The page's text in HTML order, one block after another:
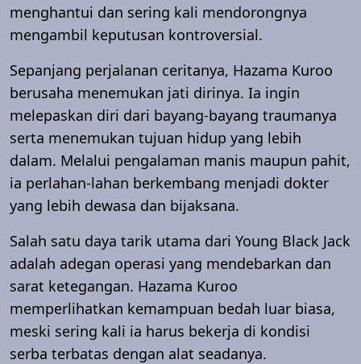
menghantui dan sering kali mendorongnya
mengambil keputusan kontroversial.
Sepanjang perjalanan ceritanya, Hazama Kuroo
berusaha menemukan jati dirinya. Ia ingin
melepaskan diri dari bayang-bayang traumanya
serta menemukan tujuan hidup yang lebih
dalam. Melalui pengalaman manis maupun pahit,
ia perlahan-lahan berkembang menjadi dokter
yang lebih dewasa dan bijaksana.
Salah satu daya tarik utama dari Young Black Jack
adalah adegan operasi yang mendebarkan dan
sarat ketegangan. Hazama Kuroo
memperlihatkan kemampuan bedah luar biasa,
meski sering kali ia harus bekerja di kondisi
serba terbatas dengan alat seadanya.